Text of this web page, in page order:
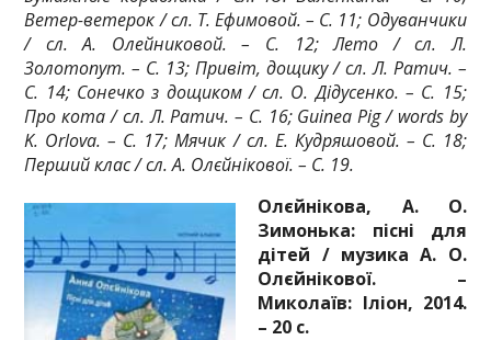
Ветер-ветерок / сл. Т. Ефимовой. – С. 11; Одуванчики
/ сл. А. Олейниковой. – С. 12; Лето / сл. Л.
Золотопут. – С. 13; Привіт, дощику / сл. Л. Ратич. –
С. 14; Сонечко з дощиком / сл. О. Дідусенко. – С. 15;
Про кота / сл. Л. Ратич. – С. 16; Guinea Pig / words by
K. Orlova. – С. 17; Мячик / сл. Е. Кудряшовой. – С. 18;
Перший клас / сл. А. Олєйнікової. – С. 19.
Олєйнікова, А. О.
Зимонька: пісні для
дітей / музика А. О.
Олєйнікової. –
Миколаїв: Іліон, 2014.
– 20 с.